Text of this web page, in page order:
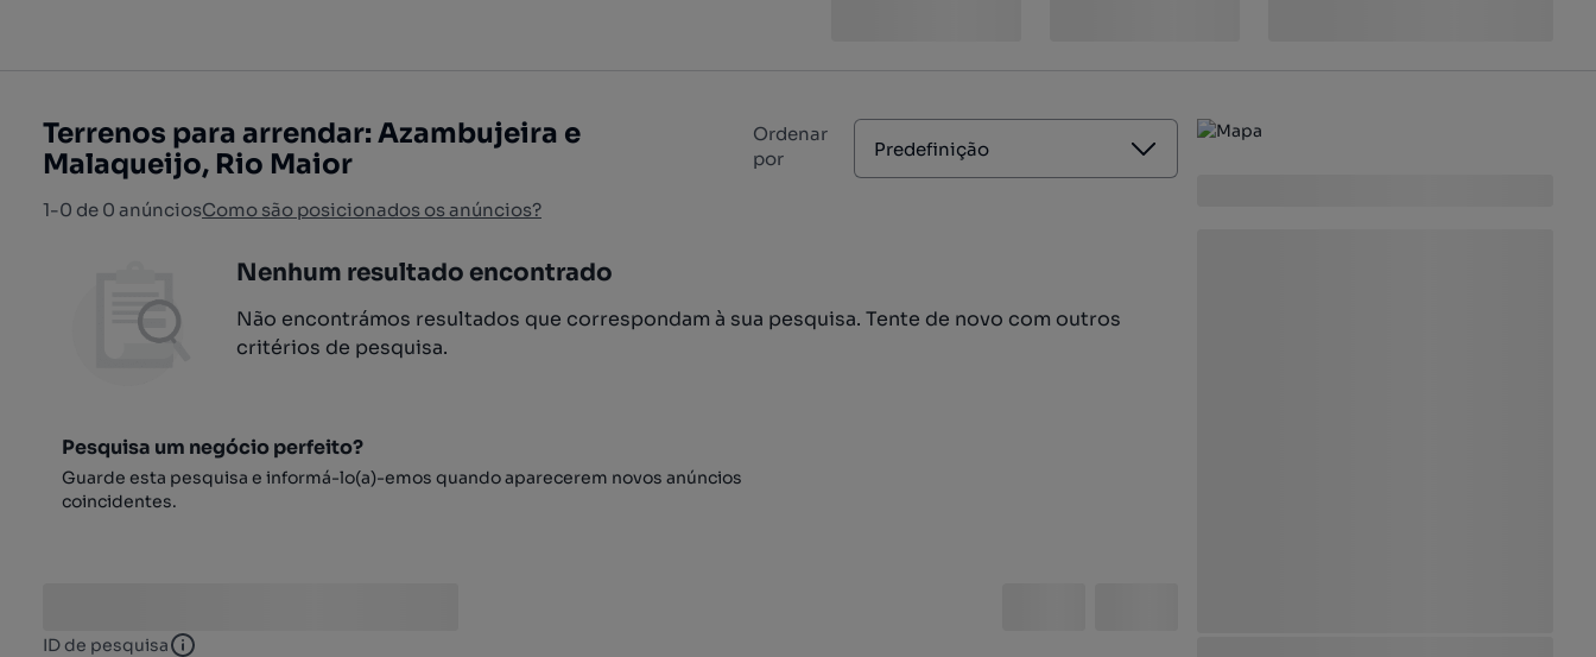
Terrenos para arrendar: Azambujeira e
Malaqueijo, Rio Maior
1-0 de 0 anúnciosComo são posicionados os anúncios?
Ordenar
por
Predefinição
Nenhum resultado encontrado
Não encontrámos resultados que correspondam à sua pesquisa. Tente de novo com outros
critérios de pesquisa.
Pesquisa um negócio perfeito?
Guarde esta pesquisa e informá-lo(a)-emos quando aparecerem novos anúncios
coincidentes.
ID de pesquisa ID de pesquisa